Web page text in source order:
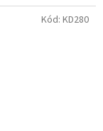
Kód: KD280